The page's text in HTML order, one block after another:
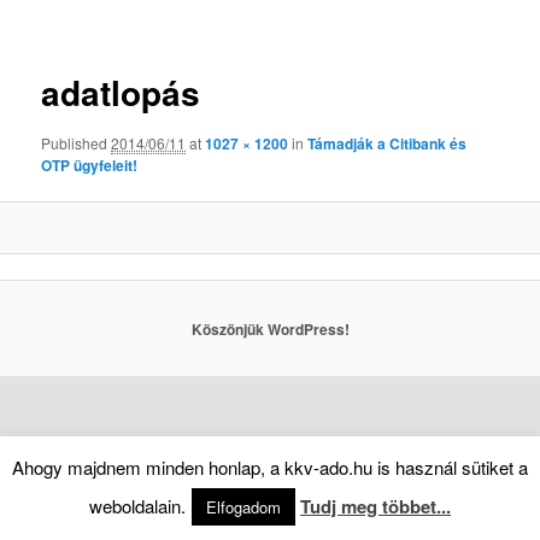
adatlopás
Published2014/06/11 at1027 × 1200inTámadják a Citibank és
OTP ügyfeleit!
Köszönjük WordPress!
Ahogy majdnem minden honlap, a kkv-ado.hu is használ sütiket a
weboldalain.
Elfogadom Tudj meg többet...